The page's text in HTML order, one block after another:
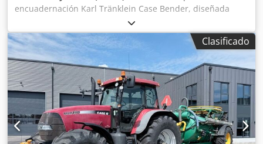
encuadernación Karl Tränklein Case Bender, diseñada
para dar forma y curvar los lomos de las cubiertas de
libros de tapa dura. El dispositivo proporciona a las
cubiertas el radio adecuado, lo que permite que se ajusten
perfectamente al bloque del libro. La máquina está
equipada con rodillos ajustables que permiten adaptarse
a diferentes grosores de cubiertas. Su robusta estructura
de hierro fundido garantiza una alta precisión y una larga
vida útil. Datos técnicos: Fabricante: Karl Tränklein Tipo:
Case Bender / máquina para dar forma a lomos Ancho de
trabajo: aprox. 600 mm Ajuste de la presión de los rodillos
Clasificado